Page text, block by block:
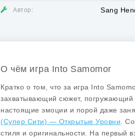
Автор: Sang
О чём игра Into Samomor
Кратко о том, что за игра Into
захватывающий сюжет,
настоящие эмоции и порой даже
(Супер Сити) — Открытые Уровни .
стиля и оригинальности. На первый